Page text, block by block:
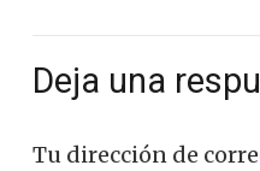
Deja una
Tu dirección de